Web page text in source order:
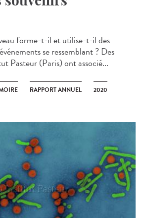
forme-t-il et utilise-t-il des
se ressemblant ? Des
Pasteur (Paris) ont associé...
RAPPORT ANNUEL 2020